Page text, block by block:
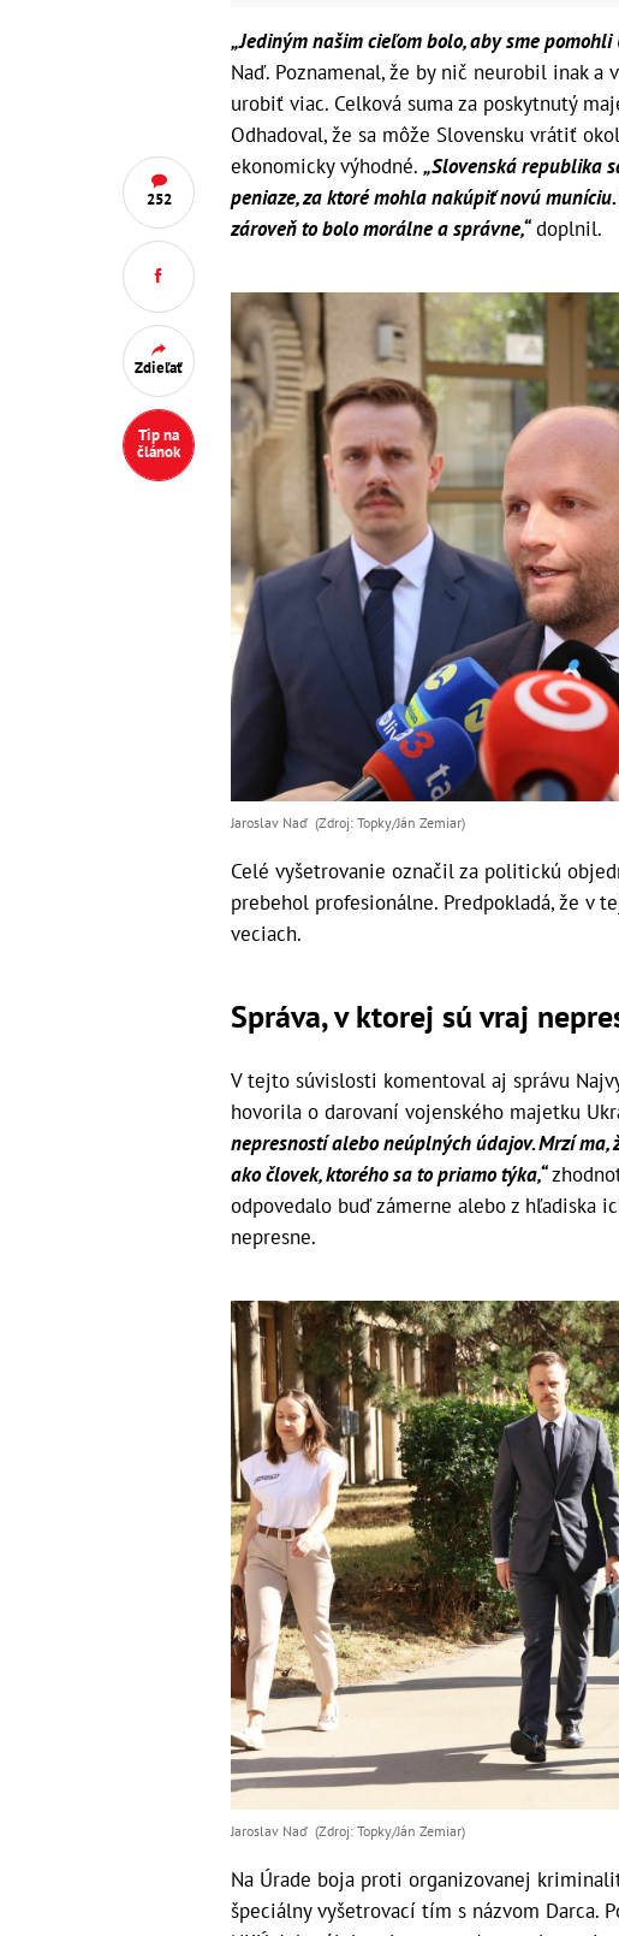
252
Zdieľať
Tip na
článok
„Jediným našim cieľom bolo, aby sme
Naď. Poznamenal, že by nič neurobil inak
urobiť viac. Celková suma za poskytnutý
Odhadoval, že sa môže Slovensku vrátiť
ekonomicky výhodné. „Slovenská republika
peniaze, za ktoré mohla nakúpiť novú
zároveň to bolo morálne a správne,“doplnil.
Jaroslav Naď (Zdroj: Topky/Ján Zemiar)
Celé vyšetrovanie označil za politickú
prebehol profesionálne. Predpokladá, že v
veciach.
Správa, v ktorej sú vraj
V tejto súvislosti komentoval aj správu
hovorila o darovaní vojenského majetku
nepresností alebo neúplných údajov. Mrzí
ako človek, ktorého sa to priamo týka,“
odpovedalo buď zámerne alebo z hľadiska
nepresne.
Jaroslav Naď (Zdroj: Topky/Ján Zemiar)
Na Úrade boja proti organizovanej
špeciálny vyšetrovací tím s názvom Darca.